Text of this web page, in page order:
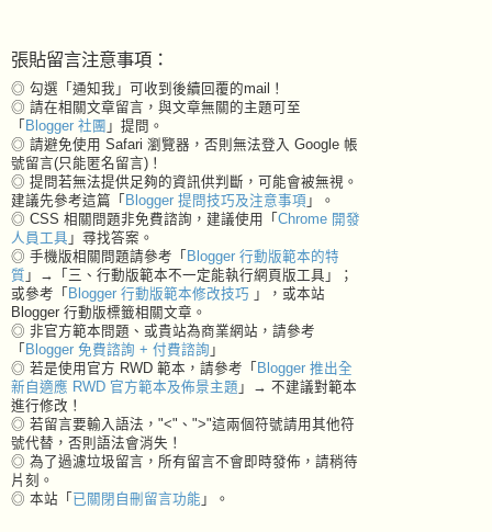
張貼留言注意事項：
◎ 勾選「通知我」可收到後續回覆的mail！
◎ 請在相關文章留言，與文章無關的主題可至
「 Blogger 社團 」提問。
◎ 請避免使用 Safari 瀏覽器，否則無法登入 Google 帳
號留言(只能匿名留言)！
◎ 提問若無法提供足夠的資訊供判斷，可能會被無視。
建議先參考這篇「 Blogger 提問技巧及注意事項 」。
◎ CSS 相關問題非免費諮詢，建議使用「 Chrome 開發
人員工具 」尋找答案。
◎ 手機版相關問題請參考「 Blogger 行動版範本的特
質 」→「三、行動版範本不一定能執行網頁版工具」；
或參考「 Blogger 行動版範本修改技巧 」，或本站
Blogger 行動版標籤相關文章。
◎ 非官方範本問題、或貴站為商業網站，請參考
「 Blogger 免費諮詢 + 付費諮詢 」
◎ 若是使用官方 RWD 範本，請參考「 Blogger 推出全
新自適應 RWD 官方範本及佈景主題 」→ 不建議對範本
進行修改！
◎ 若留言要輸入語法，"<"、">"這兩個符號請用其他符
號代替，否則語法會消失！
◎ 為了過濾垃圾留言，所有留言不會即時發佈，請稍待
片刻。
◎ 本站「 已關閉自刪留言功能 」。